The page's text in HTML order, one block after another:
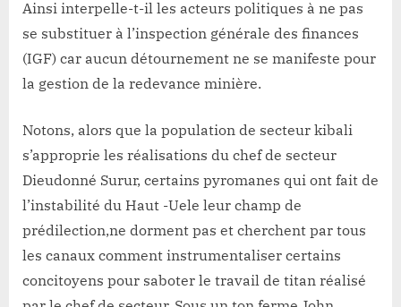
Ainsi interpelle-t-il les acteurs politiques à ne pas
se substituer à l’inspection générale des finances
(IGF) car aucun détournement ne se manifeste pour
la gestion de la redevance minière.
Notons, alors que la population de secteur kibali
s’approprie les réalisations du chef de secteur
Dieudonné Surur, certains pyromanes qui ont fait de
l’instabilité du Haut -Uele leur champ de
prédilection,ne dorment pas et cherchent par tous
les canaux comment instrumentaliser certains
concitoyens pour saboter le travail de titan réalisé